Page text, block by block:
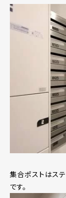
集合ポストはス
です。